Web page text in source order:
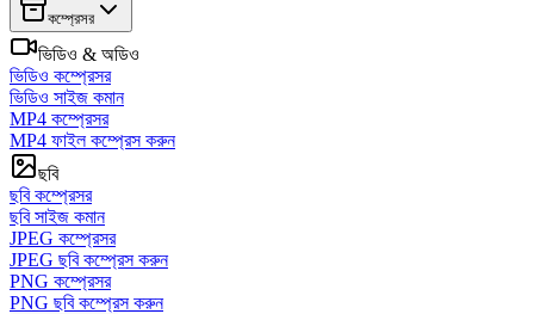
কম্প্রেসর
ভিডিও & অডিও
ভিডিও কম্প্রেসর
ভিডিও সাইজ কমান
MP4 কম্প্রেসর
MP4 ফাইল কম্প্রেস করুন
ছবি
ছবি কম্প্রেসর
ছবি সাইজ কমান
JPEG কম্প্রেসর
JPEG ছবি কম্প্রেস করুন
PNG কম্প্রেসর
PNG ছবি কম্প্রেস করুন